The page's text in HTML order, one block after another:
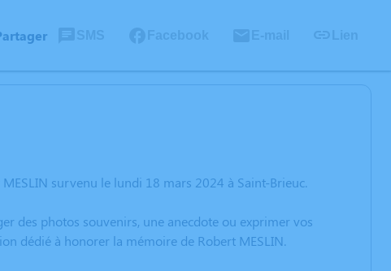
survenu le lundi 18 mars 2024 à Saint-Brieuc.
des photos souvenirs, une anecdote ou exprimer vos
dédié à honorer la mémoire de Robert MESLIN.